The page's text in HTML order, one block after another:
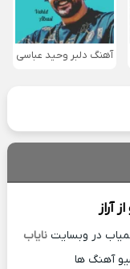
آهنگ دلبر وحید عباسی
ازآراز
در وبسایت نایاب
آهنگ ها